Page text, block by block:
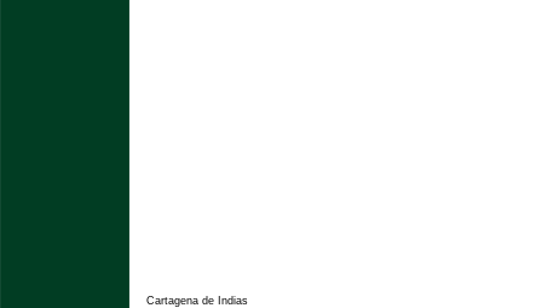
Cartagena de Indias